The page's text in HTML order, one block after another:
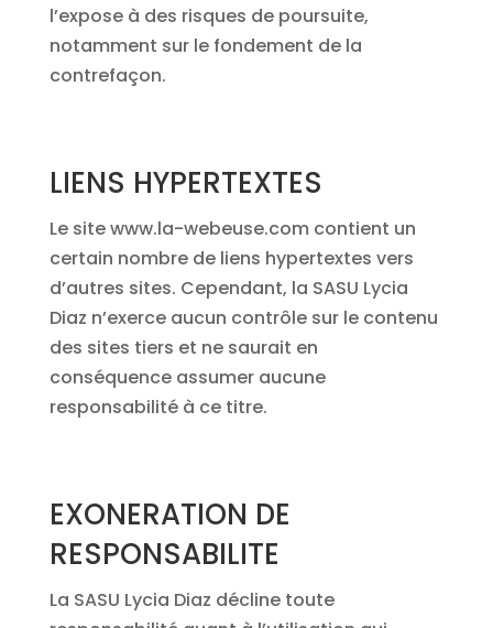
l’expose à des risques de poursuite,
notamment sur le fondement de la
contrefaçon.
LIENS HYPERTEXTES
Le site www.la-webeuse.com contient un
certain nombre de liens hypertextes vers
d’autres sites. Cependant, la SASU Lycia
Diaz n’exerce aucun contrôle sur le contenu
des sites tiers et ne saurait en
conséquence assumer aucune
responsabilité à ce titre.
EXONERATION DE
RESPONSABILITE
La SASU Lycia Diaz décline toute